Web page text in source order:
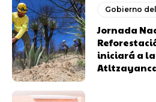
Gobierno
Jornada
iniciará a